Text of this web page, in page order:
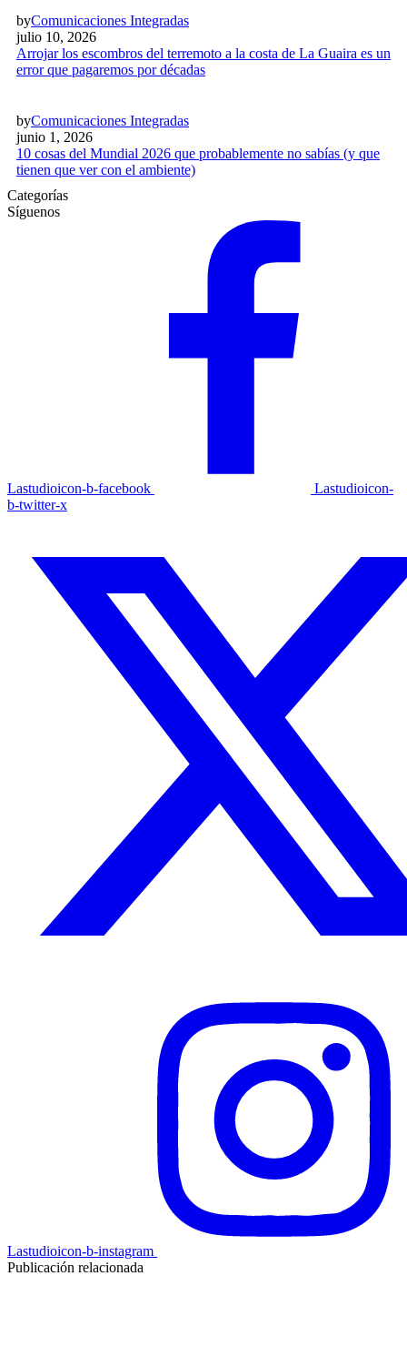
byComunicaciones Integradas
julio 10, 2026
Arrojar los escombros del terremoto a la costa de La Guaira es un
error que pagaremos por décadas
byComunicaciones Integradas
junio 1, 2026
10 cosas del Mundial 2026 que probablemente no sabías (y que
tienen que ver con el ambiente)
Categorías
Síguenos
Lastudioicon-b-facebook
Lastudioicon-
b-twitter-x
Lastudioicon-b-instagram
Publicación relacionada